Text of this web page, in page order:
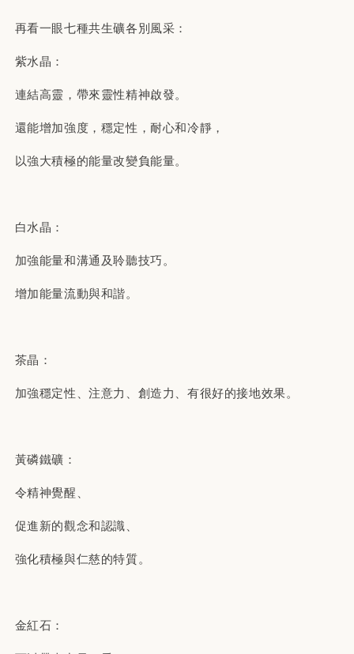
再看一眼七種共生礦各別風采：
紫水晶：
連結高靈，帶來靈性精神啟發。
還能增加強度，穩定性，耐心和冷靜，
以強大積極的能量改變負能量。
白水晶：
加強能量和溝通及聆聽技巧。
增加能量流動與和諧。
茶晶：
加強穩定性、注意力、創造力、有很好的接地效果。
黃磷鐵礦：
令精神覺醒、
促進新的觀念和認識、
強化積極與仁慈的特質。
金紅石：